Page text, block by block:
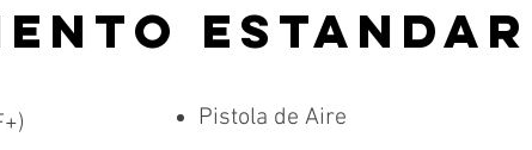
ESTANDAR
Pistola de Aire